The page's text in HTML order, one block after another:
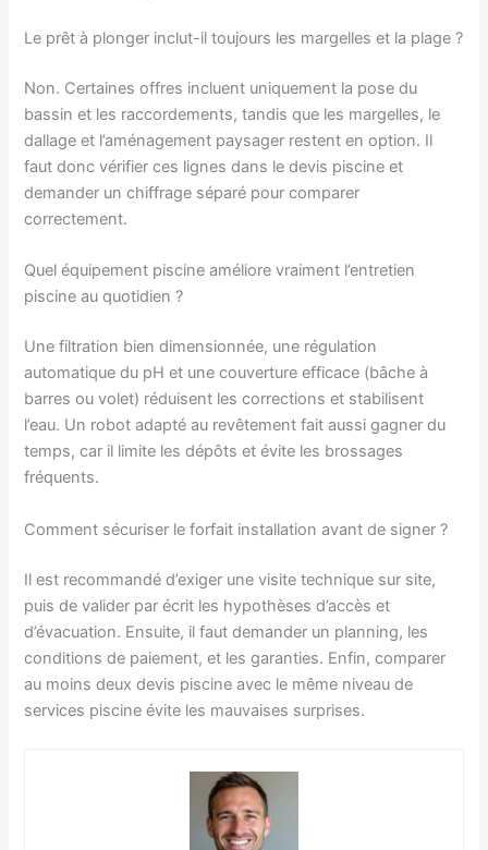
Le prêt à plonger inclut-il toujours les margelles et la plage ?
Non. Certaines offres incluent uniquement la pose du
bassin et les raccordements, tandis que les margelles, le
dallage et l’aménagement paysager restent en option. Il
faut donc vérifier ces lignes dans le devis piscine et
demander un chiffrage séparé pour comparer
correctement.
Quel équipement piscine améliore vraiment l’entretien
piscine au quotidien ?
Une filtration bien dimensionnée, une régulation
automatique du pH et une couverture efficace (bâche à
barres ou volet) réduisent les corrections et stabilisent
l’eau. Un robot adapté au revêtement fait aussi gagner du
temps, car il limite les dépôts et évite les brossages
fréquents.
Comment sécuriser le forfait installation avant de signer ?
Il est recommandé d’exiger une visite technique sur site,
puis de valider par écrit les hypothèses d’accès et
d’évacuation. Ensuite, il faut demander un planning, les
conditions de paiement, et les garanties. Enfin, comparer
au moins deux devis piscine avec le même niveau de
services piscine évite les mauvaises surprises.